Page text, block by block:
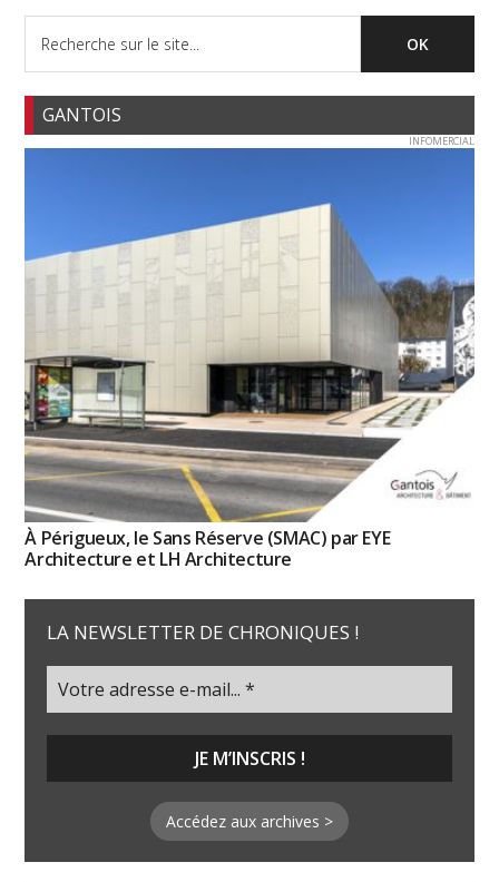
GANTOIS
INFOMERCIAL
À Périgueux, le Sans Réserve (SMAC) par EYE
Architecture et LH Architecture
LA NEWSLETTER DE CHRONIQUES !
Accédez aux archives >